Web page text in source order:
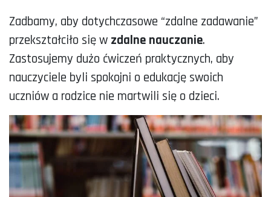
Zadbamy, aby dotychczasowe “zdalne zadawanie”
przekształciło się w zdalne nauczanie.
Zastosujemy dużo ćwiczeń praktycznych, aby
nauczyciele byli spokojni o edukację swoich
uczniów a rodzice nie martwili się o dzieci.